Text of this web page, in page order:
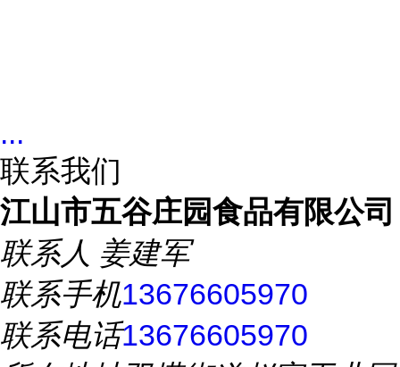
...
联系我们
江山市五谷庄园食品有限公司
联系人 姜建军
联系手机13676605970
联系电话13676605970